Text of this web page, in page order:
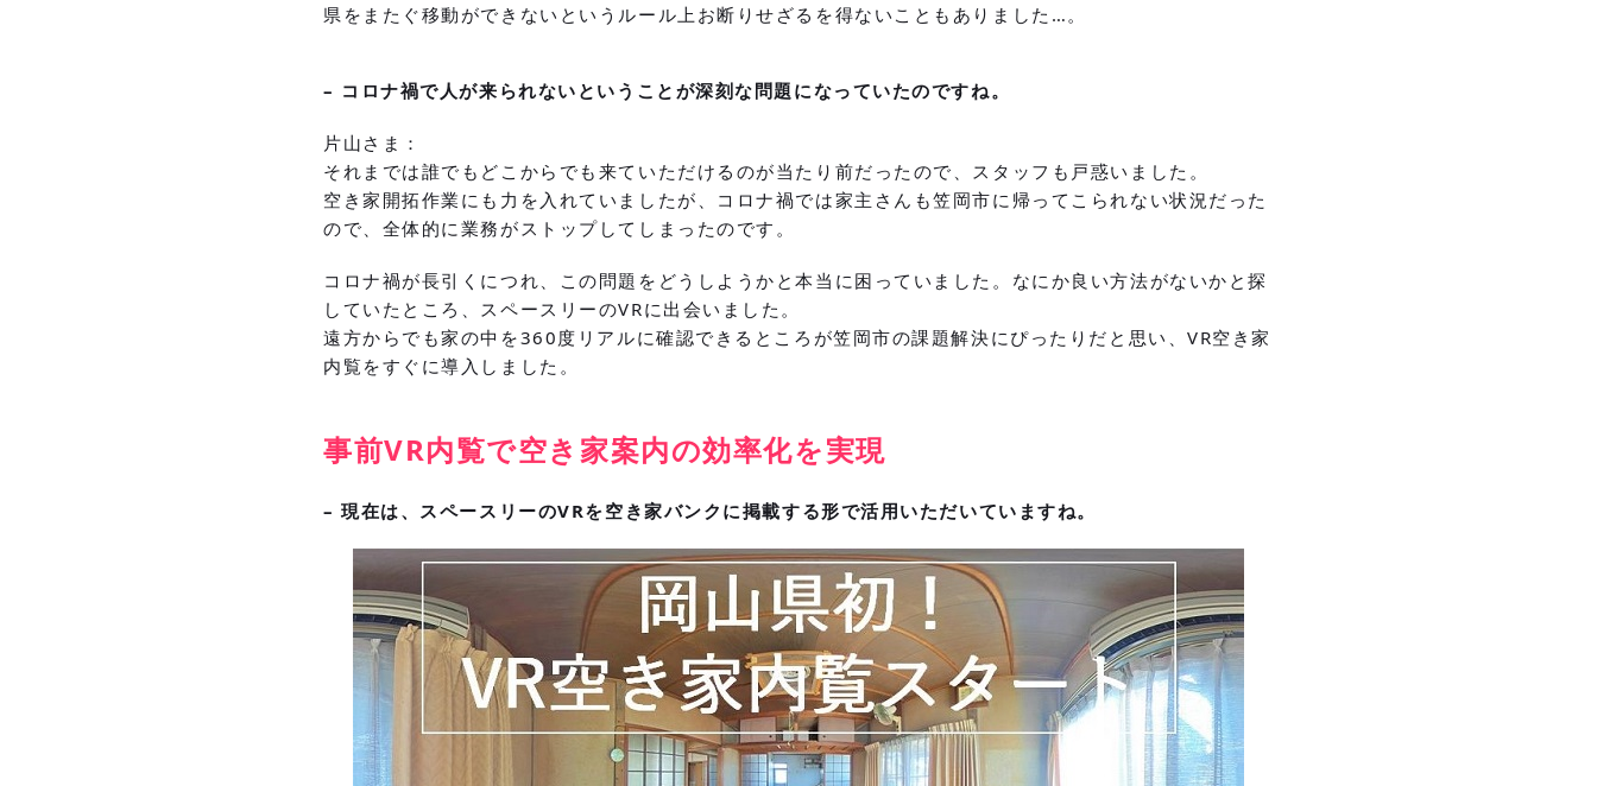
県をまたぐ移動ができないというルール上お断りせざるを得ないこともありました…。
– コロナ禍で人が来られないということが深刻な問題になっていたのですね。
片山さま：
それまでは誰でもどこからでも来ていただけるのが当たり前だったので、スタッフも戸惑いました。
空き家開拓作業にも力を入れていましたが、コロナ禍では家主さんも笠岡市に帰ってこられない状況だった
ので、全体的に業務がストップしてしまったのです。
コロナ禍が長引くにつれ、この問題をどうしようかと本当に困っていました。なにか良い方法がないかと探
していたところ、スペースリーのVRに出会いました。
遠方からでも家の中を360度リアルに確認できるところが笠岡市の課題解決にぴったりだと思い、VR空き家
内覧をすぐに導入しました。
事前VR内覧で空き家案内の効率化を実現
– 現在は、スペースリーのVRを空き家バンクに掲載する形で活用いただいていますね。